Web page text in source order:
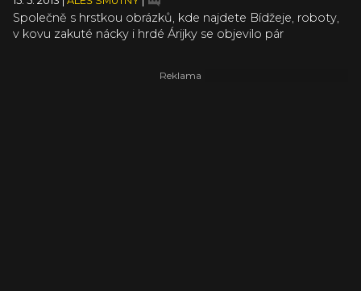
Společně s hrstkou obrázků, kde najdete Bídžeje, roboty,
v kovu zakuté nácky i hrdé Árijky se objevilo pár
nakonec v Druhé světové válce zvítězila díky neznámé